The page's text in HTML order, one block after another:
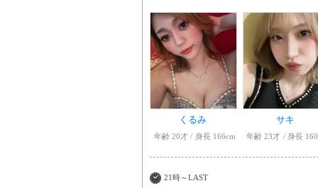
くるみ
年齢 20才 身長 166cm
サキ
年齢 23才 身長
21時～LAST